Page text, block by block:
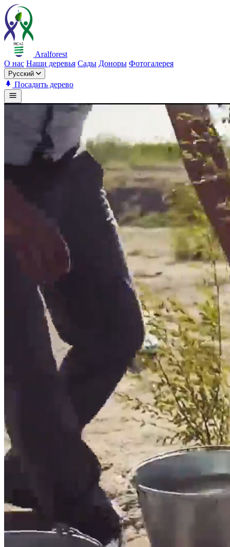
Aralforest
О нас Наши деревья Сады Доноры Фотогалерея
Русский
Посадить дерево